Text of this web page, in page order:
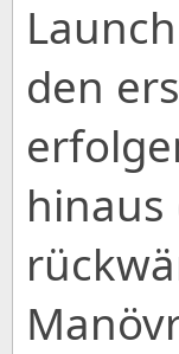
den